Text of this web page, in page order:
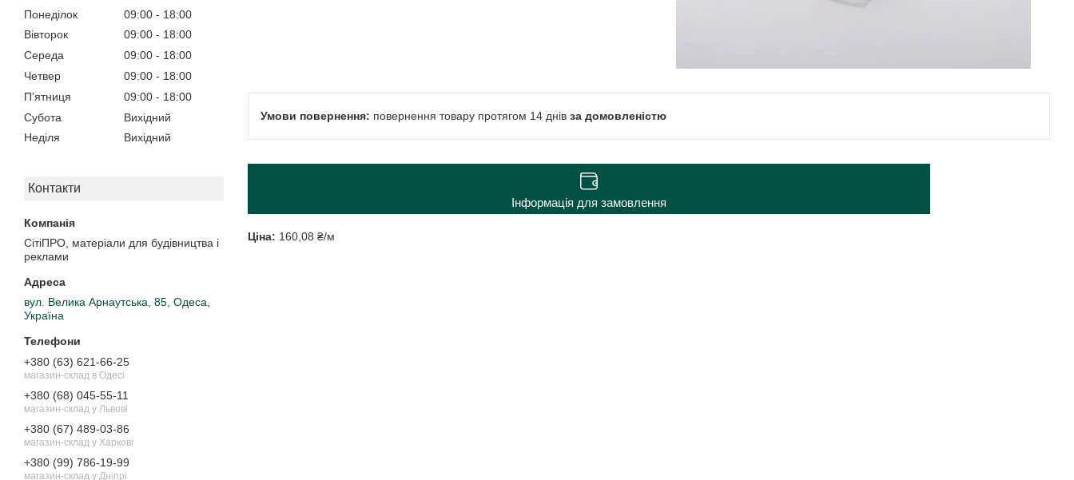
Понеділок 09:00
18:00
Вівторок
09:00
18:00
Середа
09:00
18:00
Четвер
09:00
18:00
Пʼятниця
09:00
18:00
Субота
Вихідний
Неділя
Вихідний
Контакти
СітіПРО, матеріали для будівництва і
реклами
вул. Велика Арнаутська, 85, Одеса,
Україна
+380 (63) 621-66-25
магазин-склад в Одесі
+380 (68) 045-55-11
магазин-склад у Львові
+380 (67) 489-03-86
магазин-склад у Харкові
+380 (99) 786-19-99
магазин-склад у Дніпрі
повернення товару протягом 14 днів за домовленістю
Інформація для замовлення
Ціна: 160,08 ₴/м